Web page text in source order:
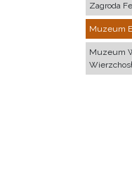
Zagroda
Muzeum
Muzeum